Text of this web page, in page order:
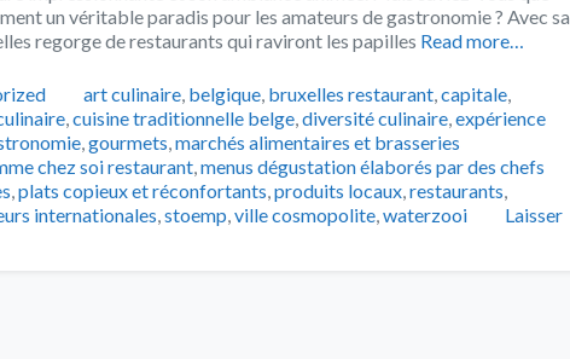
un véritable paradis pour les amateurs de gastronomie ? Avec sa
regorge de restaurants qui raviront les papilles Read more…
Tags
art culinaire, belgique, bruxelles restaurant,capitale,
,cuisine traditionnelle belge,diversité culinaire,expérience
,gourmets,marchés alimentaires et brasseries
chez soi restaurant,menus dégustation élaborés par des chefs
,plats copieux et réconfortants,produits locaux,restaurants,
internationales,stoemp,ville cosmopolite,waterzooi
Laisser